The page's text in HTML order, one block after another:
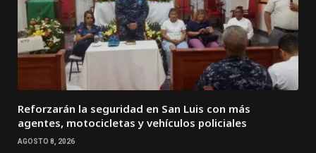
Reforzarán la seguridad en San Luis con más
agentes, motocicletas y vehículos policiales
AGOSTO 8, 2026